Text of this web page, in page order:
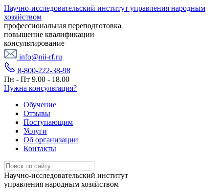
Научно-исследовательский институт управления народным
хозяйством
профессиональная переподготовка
повышение квалификации
консультирование
info@nii-rf.ru
8-800-222-38-98
Пн - Пт 9.00 - 18.00
Нужна консультация?
Обучение
Отзывы
Поступающим
Услуги
Об организации
Контакты
Научно-исследовательский институт
управления народным хозяйством